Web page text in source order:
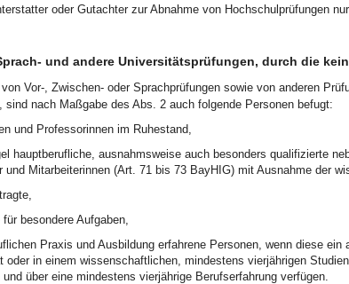
oder Gutachter zur Abnahme von Hochschulprüfungen
und andere Universitätsprüfungen, durch die
Vor-, Zwischen- oder Sprachprüfungen sowie von anderen
sind nach Maßgabe des Abs. 2 auch folgende Personen befugt:
und Professorinnen im Ruhestand,
hauptberufliche, ausnahmsweise auch besonders qualifizierte
und Mitarbeiterinnen (Art. 71 bis 73 BayHIG) mit Ausnahme der
für besondere Aufgaben,
Praxis und Ausbildung erfahrene Personen, wenn diese
oder in einem wissenschaftlichen, mindestens vierjährigen
und über eine mindestens vierjährige Berufserfahrung verfügen.